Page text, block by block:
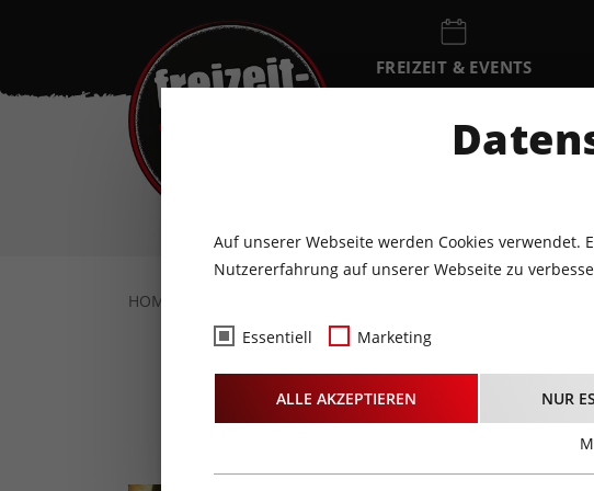
FREIZEIT & EVENTS
EVENTKALENDER
SA
HOME
Auf unserer Webseite werden Cookies
Nutzererfahrung auf unserer Webseite zu
Essentiell Marketing
ALLE AKZEPTIEREN NUR